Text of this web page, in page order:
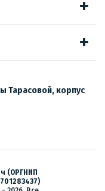
Тарасовой, корпус
(ОРГНИП